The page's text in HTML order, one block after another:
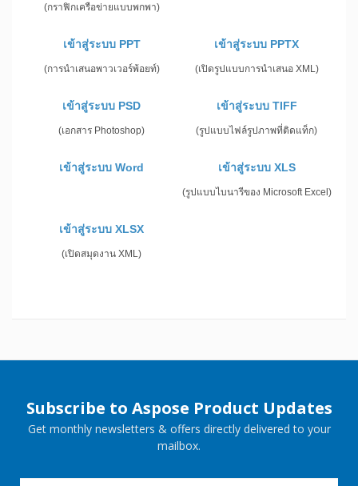
(กราฟิกเครือข่ายแบบพกพา)
เข้าสู่ระบบ PPT
(การนำเสนอพาวเวอร์พ้อยท์)
เข้าสู่ระบบ PPTX
(เปิดรูปแบบการนำเสนอ XML)
เข้าสู่ระบบ PSD
(เอกสาร Photoshop)
เข้าสู่ระบบ TIFF
(รูปแบบไฟล์รูปภาพที่ติดแท็ก)
เข้าสู่ระบบ Word เข้าสู่ระบบ XLS
(รูปแบบไบนารีของ Microsoft Excel)
เข้าสู่ระบบ XLSX
(เปิดสมุดงาน XML)
Subscribe to Aspose Product Updates
Get monthly newsletters & offers directly delivered to your
mailbox.